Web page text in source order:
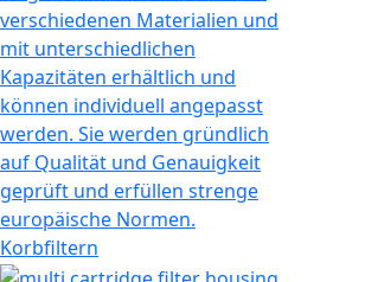
Korbfiltern